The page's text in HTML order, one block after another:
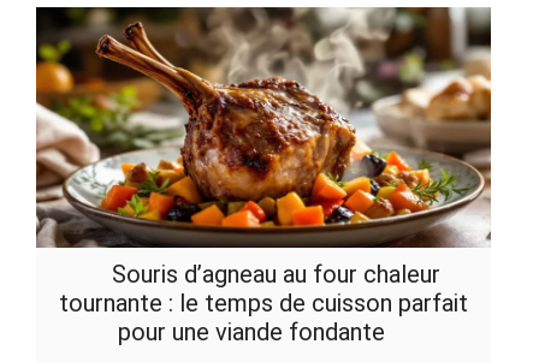
Souris d’agneau au four chaleur
tournante : le temps de cuisson parfait
pour une viande fondante